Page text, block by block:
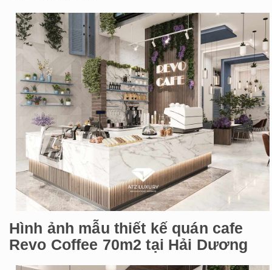
Hình ảnh mẫu thiết kế quán cafe
Revo Coffee 70m2 tại Hải Dương